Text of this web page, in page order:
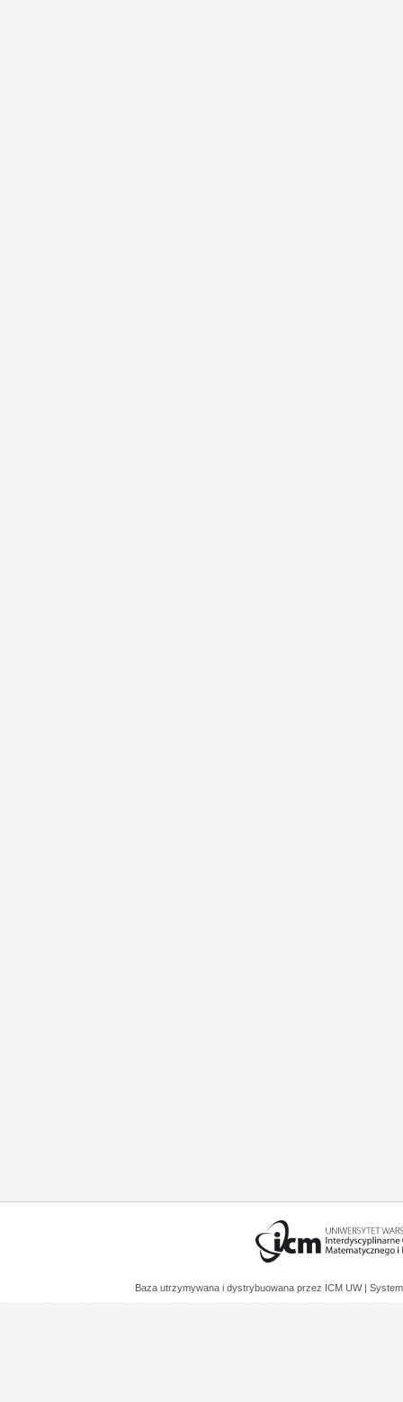
Baza utrzymywana i dystrybuowana przez ICM UW |